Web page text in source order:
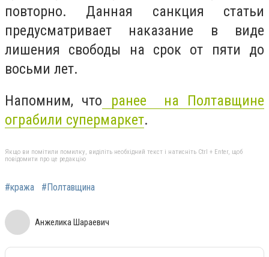
повторно. Данная санкция статьи
предусматривает наказание в виде
лишения свободы на срок от пяти до
восьми лет.
Напомним, что ранее на Полтавщине
ограбили супермаркет.
Якщо ви помітили помилку, виділіть необхідний текст і натисніть Ctrl + Enter, щоб
повідомити про це редакцію
#кража #Полтавщина
Анжелика Шараевич